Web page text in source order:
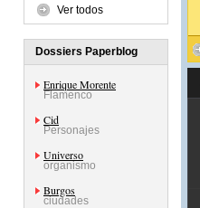
Ver todos
Dossiers Paperblog
Enrique Morente
Flamenco
Cid
Personajes
Universo
organismo
Burgos
ciudades